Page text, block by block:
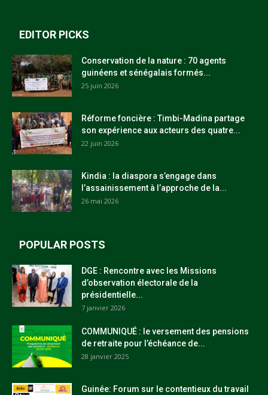
EDITOR PICKS
Conservation de la nature : 70 agents
guinéens et sénégalais formés...
25 juin 2026
Réforme foncière : Timbi-Madina partage
son expérience aux acteurs des quatre...
22 juin 2026
Kindia : la diaspora s’engage dans
l’assainissement à l’approche de la...
26 mai 2026
POPULAR POSTS
DGE : Rencontre avec les Missions
d’observation électorale de la
présidentielle...
7 janvier 2026
COMMUNIQUÉ : le versement des pensions
de retraite pour l’échéance de...
28 janvier 2025
Guinée: Forum sur le contentieux du travail